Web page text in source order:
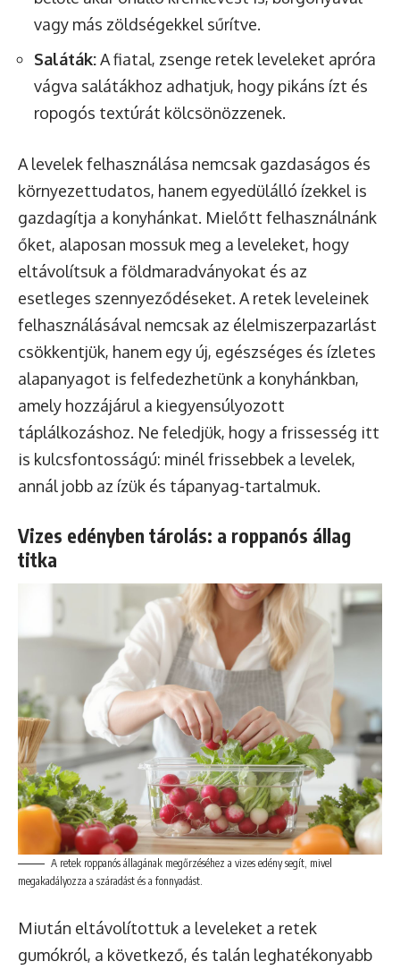
vagy más zöldségekkel sűrítve.
Saláták:A fiatal, zsenge retek leveleket apróra
vágva salátákhoz adhatjuk, hogy pikáns ízt és
ropogós textúrát kölcsönözzenek.
A levelek felhasználása nemcsak gazdaságos és
környezettudatos, hanem egyedülálló ízekkel is
gazdagítja a konyhánkat. Mielőtt felhasználnánk
őket, alaposan mossuk meg a leveleket, hogy
eltávolítsuk a földmaradványokat és az
esetleges szennyeződéseket. A retek leveleinek
felhasználásával nemcsak az élelmiszerpazarlást
csökkentjük, hanem egy új, egészséges és ízletes
alapanyagot is felfedezhetünk a konyhánkban,
amely hozzájárul a kiegyensúlyozott
táplálkozáshoz. Ne feledjük, hogy a frissesség itt
is kulcsfontosságú: minél frissebbek a levelek,
annál jobb az ízük és tápanyag-tartalmuk.
Vizes edényben tárolás: a roppanós állag
titka
A retek roppanós állagának megőrzéséhez a vizes edény segít, mivel
megakadályozza a száradást és a fonnyadást.
Miután eltávolítottuk a leveleket a retek
gumókról, a következő, és talán leghatékonyabb